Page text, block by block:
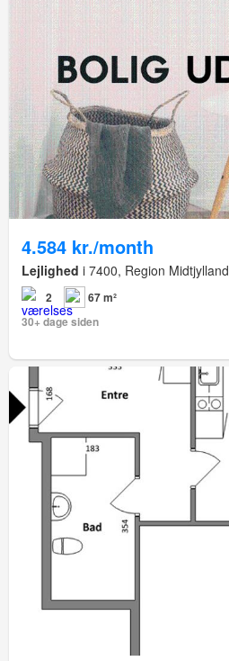
4.584 kr./month
Lejlighed i 7400, Region Midtjylland
2
67 m²
30+ dage siden